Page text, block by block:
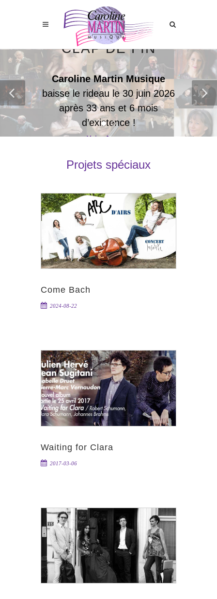
CLAP DE FIN
Caroline Martin Musique
baisse le rideau le 30 juin 2026
après 33 ans et 6 mois
d’existence !
Voir :Agence
Projets spéciaux
Come Bach
2024-08-22
Waiting for Clara
2017-03-06